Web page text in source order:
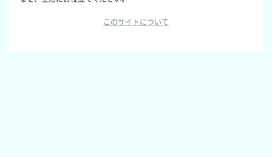
このサイトについて